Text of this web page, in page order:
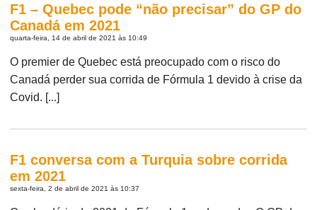
F1 – Quebec pode “não precisar” do GP do
Canadá em 2021
quarta-feira, 14 de abril de 2021 às 10:49
O premier de Quebec está preocupado com o risco do
Canadá perder sua corrida de Fórmula 1 devido à crise da
Covid. [...]
F1 conversa com a Turquia sobre corrida
em 2021
sexta-feira, 2 de abril de 2021 às 10:37